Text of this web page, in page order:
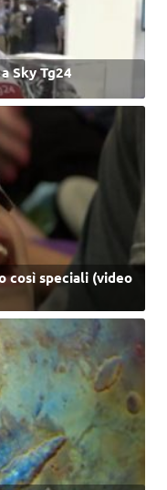
Sky Tg24
così speciali (video